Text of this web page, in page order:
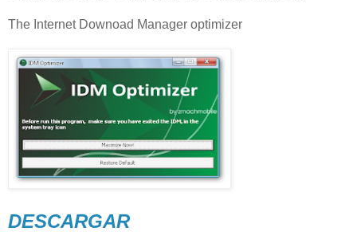
The Internet Downoad Manager optimizer
DESCARGAR